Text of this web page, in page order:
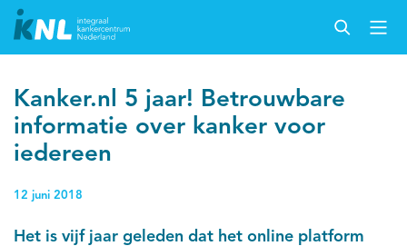
Kanker.nl 5 jaar! Betrouwbare
informatie over kanker voor
iedereen
12 juni 2018
Het is vijf jaar geleden dat het online platform